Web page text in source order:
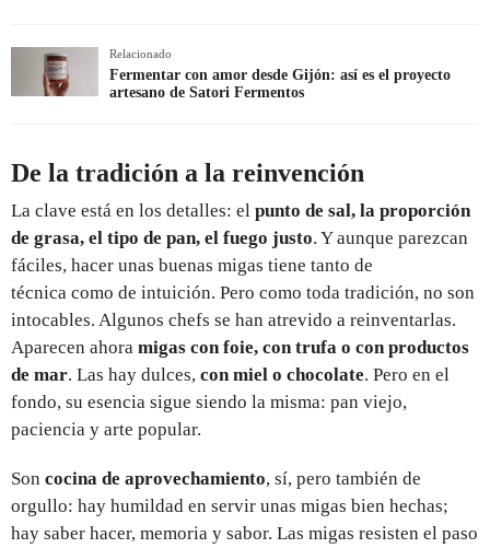
Relacionado
Fermentar con amor desde Gijón: así es el proyecto
artesano de Satori Fermentos
De la tradición a la reinvención
La clave está en los detalles: el punto de sal, la proporción
de grasa, el tipo de pan, el fuego justo. Y aunque parezcan
fáciles, hacer unas buenas migas tiene tanto de
técnica como de intuición. Pero como toda tradición, no son
intocables. Algunos chefs se han atrevido a reinventarlas.
Aparecen ahora migas con foie, con trufa o con productos
de mar. Las hay dulces, con miel o chocolate. Pero en el
fondo, su esencia sigue siendo la misma: pan viejo,
paciencia y arte popular.
Son cocina de aprovechamiento, sí, pero también de
orgullo: hay humildad en servir unas migas bien hechas;
hay saber hacer, memoria y sabor. Las migas resisten el paso